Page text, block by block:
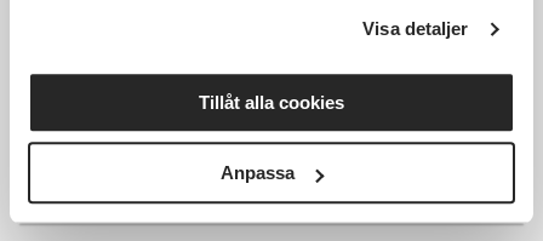
Visa detaljer
Tillåt alla cookies
Anpassa
tors 2026-09-24
Läs mer och anmäl